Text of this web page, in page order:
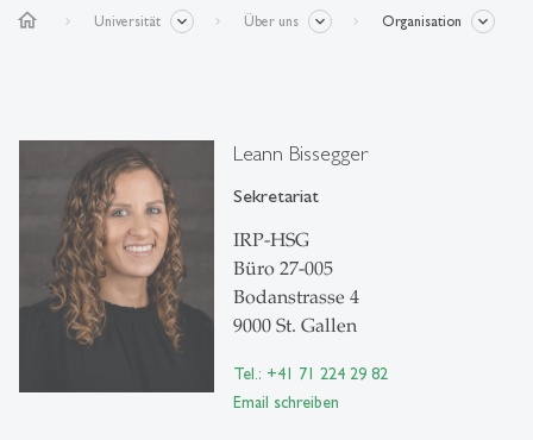
home Universität Über uns Organisation
Leann Bissegger
Sekretariat
IRP-HSG
Büro 27-005
Bodanstrasse 4
9000 St. Gallen
Tel.: +41 71 224 29 82
Email schreiben